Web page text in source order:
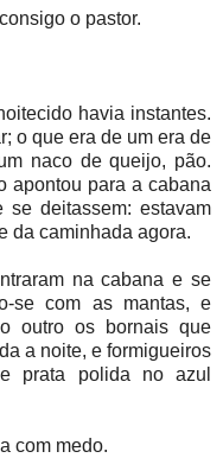
o pastor.
havia instantes.
o que era de um era de
naco de queijo, pão.
apontou para a cabana
deitassem: estavam
da caminhada agora.
na cabana e se
se com as mantas, e
outro os bornais que
a noite, e formigueiros
prata polida no azul
com medo.